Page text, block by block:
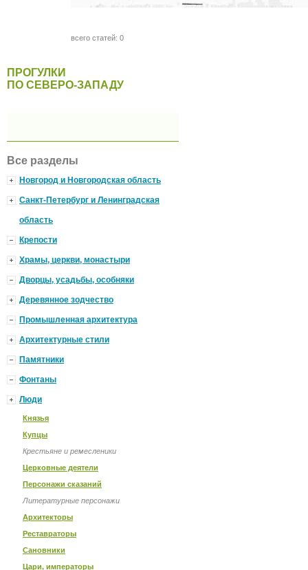
всего статей: 0
ПРОГУЛКИ
ПО СЕВЕРО-ЗАПАДУ
Все разделы
Новгород и Новгородская область
Санкт-Петербург и Ленинградская
область
Крепости
Храмы, церкви, монастыри
Дворцы, усадьбы, особняки
Деревянное зодчество
Промышленная архитектура
Архитектурные стили
Памятники
Фонтаны
Люди
Князья
Купцы
Крестьяне и ремесленики
Церковные деятели
Персонажи сказаний
Литературные персонажи
Архитекторы
Реставраторы
Сановники
Цари, императоры